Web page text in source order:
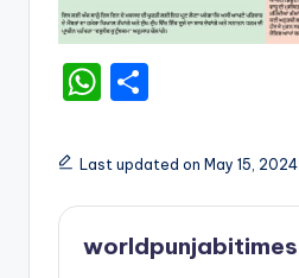
W
a
ts
A
ar
e
Last updated on May 15, 2024
worldpunjabitimes